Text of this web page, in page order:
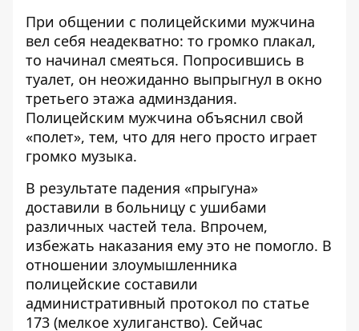
При общении с полицейскими мужчина
вел себя неадекватно: то громко плакал,
то начинал смеяться. Попросившись в
туалет, он неожиданно выпрыгнул в окно
третьего этажа админздания.
Полицейским мужчина объяснил свой
«полет», тем, что для него просто играет
громко музыка.
В результате падения «прыгуна»
доставили в больницу с ушибами
различных частей тела. Впрочем,
избежать наказания ему это не помогло. В
отношении злоумышленника
полицейские составили
административный протокол по статье
173 (мелкое хулиганство). Сейчас